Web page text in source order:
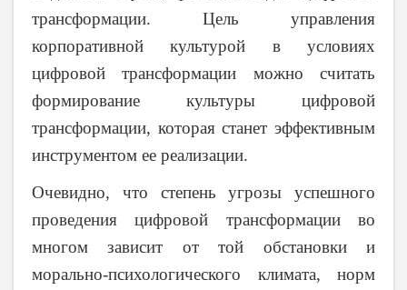
трансформации. Цель управления
корпоративной культурой в условиях
цифровой трансформации можно считать
формирование культуры цифровой
трансформации, которая станет эффективным
инструментом ее реализации.
Очевидно, что степень угрозы успешного
проведения цифровой трансформации во
многом зависит от той обстановки и
морально-психологического климата, норм